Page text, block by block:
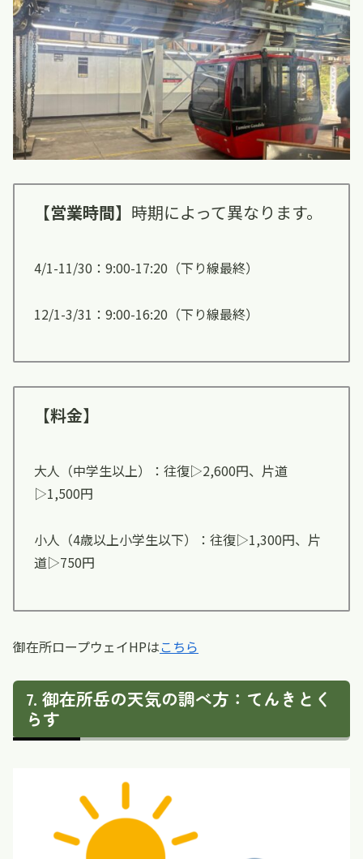
【営業時間】 時期によって異なります。
4/1-11/30：9:00-17:20（下り線最終）
12/1-3/31：9:00-16:20（下り線最終）
【料金】
大人（中学生以上）：往復▷2,600円、片道
▷1,500円
小人（4歳以上小学生以下）：往復▷1,300円、片
道▷750円
御在所ロープウェイHPはこちら
御在所岳の天気の調べ方：てんきとく
らす